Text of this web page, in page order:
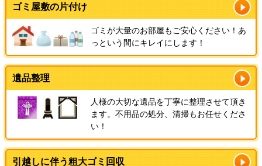
ゴミ屋敷の片付け
ゴミが大量のお部屋もご安心ください！あ
っという間にキレイにします！
遺品整理
人様の大切な遺品を丁寧に整理させて頂き
ます。不用品の処分、清掃もお任せくださ
い！
引越しに伴う粗大ゴミ回収